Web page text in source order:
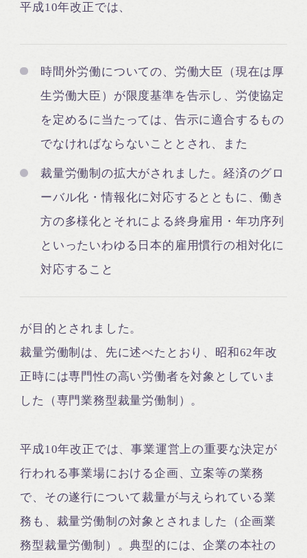
平成10年改正では、
時間外労働についての、労働大臣（現在は厚
生労働大臣）が限度基準を告示し、労使協定
を定めるに当たっては、告示に適合するもの
でなければならないこととされ、また
裁量労働制の拡大がされました。経済のグロ
ーバル化・情報化に対応するとともに、働き
方の多様化とそれによる終身雇用・年功序列
といったいわゆる日本的雇用慣行の相対化に
対応すること
が目的とされました。
裁量労働制は、先に述べたとおり、昭和62年改
正時には専門性の高い労働者を対象としていま
した（専門業務型裁量労働制）。
平成10年改正では、事業運営上の重要な決定が
行われる事業場における企画、立案等の業務
で、その遂行について裁量が与えられている業
務も、裁量労働制の対象とされました（企画業
務型裁量労働制）。典型的には、企業の本社の